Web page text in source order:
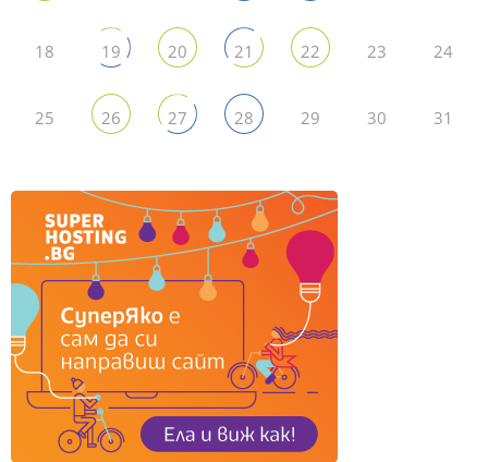
18 19 20 21 22 23 24
25 26 27 28 29 30 31